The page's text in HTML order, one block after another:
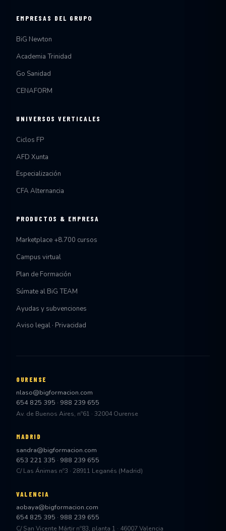
EMPRESAS DEL GRUPO
BiG Newton
Academia Trinidad
Go Sanidad
CENAFORM
UNIVERSOS VERTICALES
Ciclos FP
AFD Xunta
Especialización
CFA Alternancia
PRODUCTOS & EMPRESA
Marketplace +8.700 cursos
Campus virtual
Plan de Formación
Súmate al BiG TEAM
Ayudas y subvenciones
Aviso legal · Privacidad
OURENSE
nlaso@bigformacion.com
654 825 395 · 988 239 655
Av. de Buenos Aires, nº61 · 32004 Ourense
MADRID
sandra@bigformacion.com
653 221 335 · 988 239 655
C/ Las Ánimas nº3 · 28911 Leganés (Madrid)
VALENCIA
aobaya@bigformacion.com
654 825 395 · 988 239 655
C/ San Vicente Mártir nº83, planta 1 · 46007 Valencia